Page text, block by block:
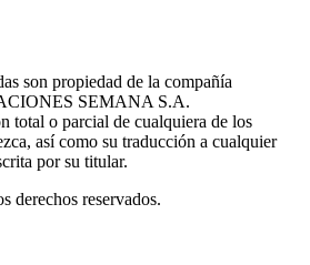
son propiedad de la compañía
SEMANA S.A.
total o parcial de cualquiera de los
así como su traducción a cualquier
por su titular.
derechos reservados.